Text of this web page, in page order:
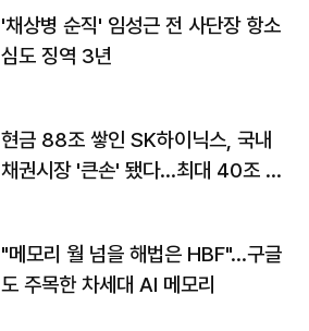
'채상병 순직' 임성근 전 사단장 항소
심도 징역 3년
현금 88조 쌓인 SK하이닉스, 국내
채권시장 '큰손' 됐다…최대 40조 투
"메모리 월 넘을 해법은 HBF"…구글
도 주목한 차세대 AI 메모리